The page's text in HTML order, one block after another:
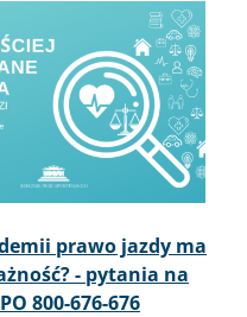
prawo jazdy ma
- pytania na
800-676-676